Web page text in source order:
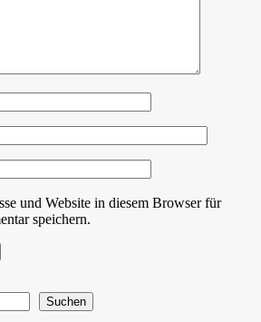
und Website in diesem Browser für
speichern.
Suchen